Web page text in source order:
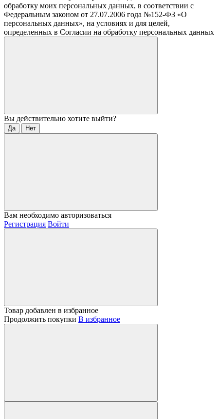
обработку моих персональных данных, в соответствии с
Федеральным законом от 27.07.2006 года №152-ФЗ «О
персональных данных», на условиях и для целей,
определенных в Согласии на обработку персональных данных
Вы действительно хотите выйти?
Да Нет
Вам необходимо авторизоваться
Регистрация Войти
Товар добавлен в избранное
Продолжить покупки В избранное